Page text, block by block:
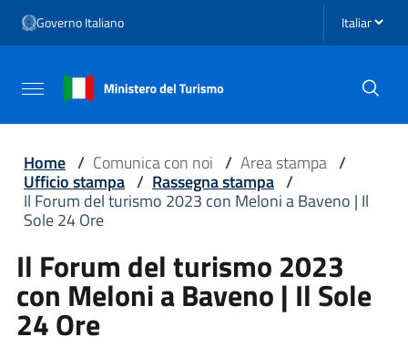
Vai al menu di navigazione
Vai al footer
Governo Italiano Seleziona
Attiva / disattiva la navigazione
Home / Comunica con noi / Area stampa /
Ufficio stampa / Rassegna stampa /
Il Forum del turismo 2023 con Meloni a Baveno | Il
Sole 24 Ore
Il Forum del turismo 2023
con Meloni a Baveno | Il Sole
24 Ore